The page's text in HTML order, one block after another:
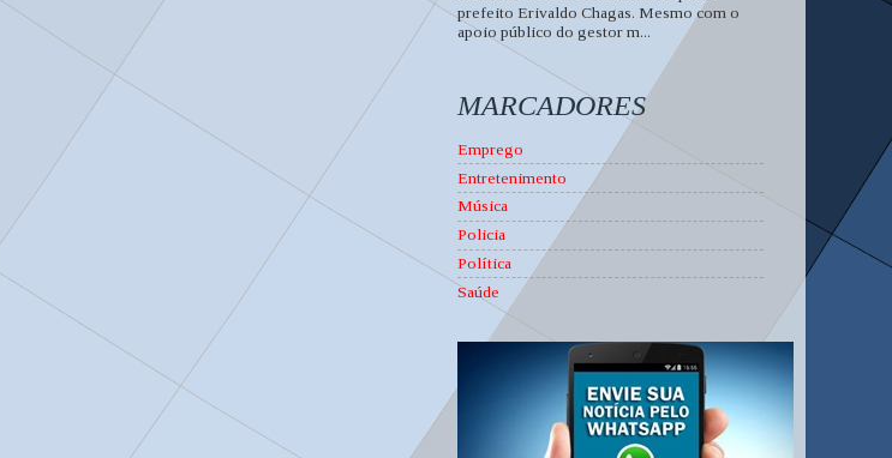
prefeito Erivaldo Chagas. Mesmo com o
apoio público do gestor m...
MARCADORES
Emprego
Entretenimento
Música
Policia
Política
Saúde